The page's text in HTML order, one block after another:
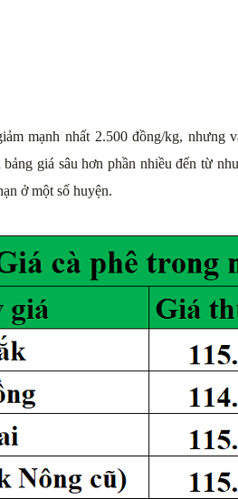
mạnh nhất 2.500 đồng/kg, nhưng
giá sâu hơn phần nhiều đến từ
ở một số huyện.